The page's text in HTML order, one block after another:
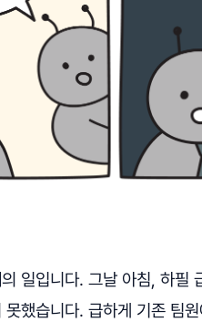
일입니다. 그날 아침, 하필
했습니다. 급하게 기존 팀